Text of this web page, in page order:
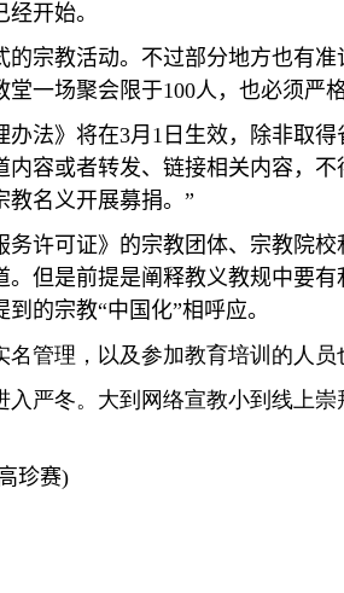
开始。
的宗教活动。不过部分地方也有
堂一场聚会限于100人，也必须严
办法》将在3月 1 日生效，除非取
内容或者转发、链接相关内容，
名义开展募捐。 ”
务许可证》的宗教团体、宗教院
。但是前提是阐释教义教规中要
到的宗教“中国化”相呼应。
管理，以及参加教育培训的人员
入严冬。大到网络宣教小到线上
珍赛)